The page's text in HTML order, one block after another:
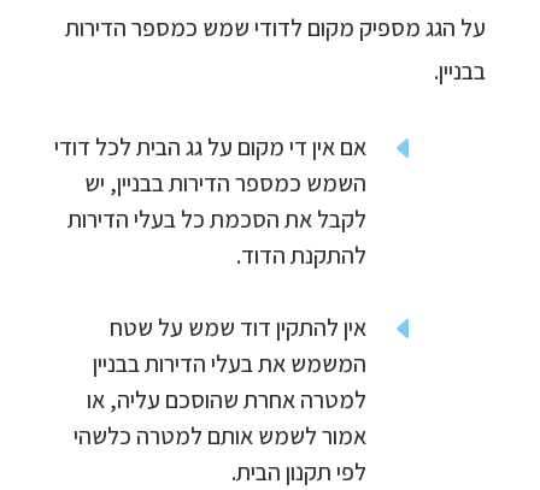
על הגג מספיק מקום לדודי שמש כמספר הדירות
בבניין.
D
אם אין די מקום על גג הבית לכל דודי
השמש כמספר הדירות בבניין, יש
לקבל את הסכמת כל בעלי הדירות
להתקנת הדוד.
D
אין להתקין דוד שמש על שטח
המשמש את בעלי הדירות בבניין
למטרה אחרת שהוסכם עליה, או
אמור לשמש אותם למטרה כלשהי
לפי תקנון הבית.